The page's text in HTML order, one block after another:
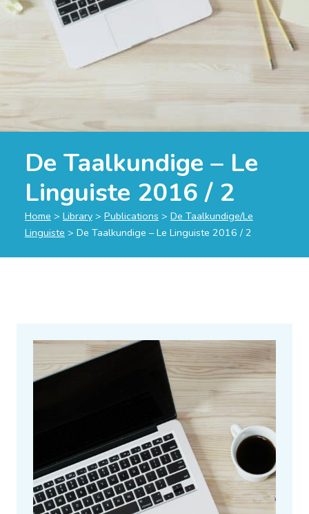
De Taalkundige – Le
Linguiste 2016 / 2
Home > Library > Publications > De Taalkundige/Le
Linguiste > De Taalkundige – Le Linguiste 2016 / 2